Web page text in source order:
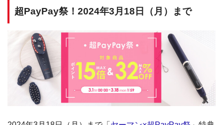
超PayPay祭！2024年3月18日（月）まで